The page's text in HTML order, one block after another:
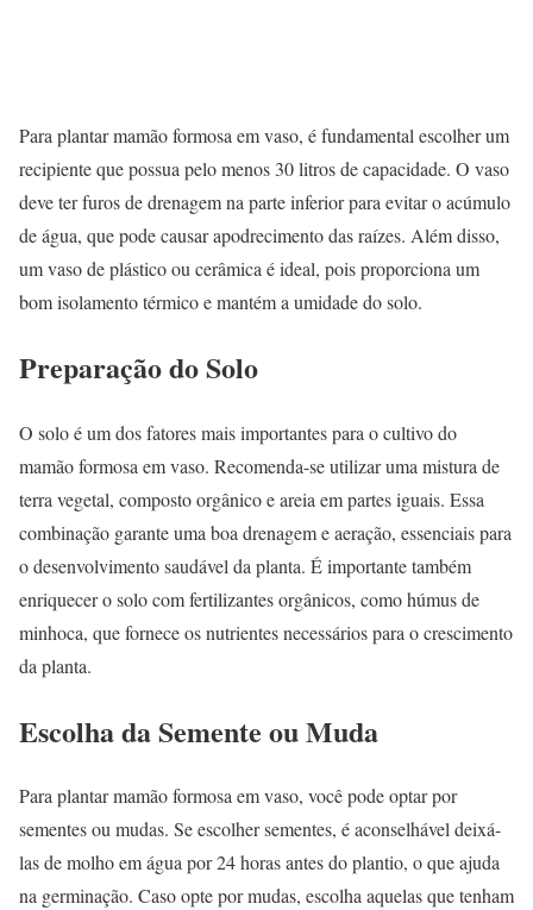
Para plantar mamão formosa em vaso, é fundamental escolher um
recipiente que possua pelo menos 30 litros de capacidade. O vaso
deve ter furos de drenagem na parte inferior para evitar o acúmulo
de água, que pode causar apodrecimento das raízes. Além disso,
um vaso de plástico ou cerâmica é ideal, pois proporciona um
bom isolamento térmico e mantém a umidade do solo.
Preparação do Solo
O solo é um dos fatores mais importantes para o cultivo do
mamão formosa em vaso. Recomenda-se utilizar uma mistura de
terra vegetal, composto orgânico e areia em partes iguais. Essa
combinação garante uma boa drenagem e aeração, essenciais para
o desenvolvimento saudável da planta. É importante também
enriquecer o solo com fertilizantes orgânicos, como húmus de
minhoca, que fornece os nutrientes necessários para o crescimento
da planta.
Escolha da Semente ou Muda
Para plantar mamão formosa em vaso, você pode optar por
sementes ou mudas. Se escolher sementes, é aconselhável deixá-
las de molho em água por 24 horas antes do plantio, o que ajuda
na germinação. Caso opte por mudas, escolha aquelas que tenham